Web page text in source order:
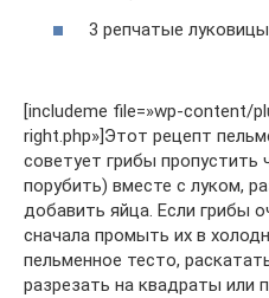
3 репчатые луковицы
[includeme file=»wp-content/
right.php»]Этот рецепт
советует грибы пропустить
порубить) вместе с луком,
добавить яйца. Если грибы
сначала промыть их в
пельменное тесто,
разрезать на квадраты или